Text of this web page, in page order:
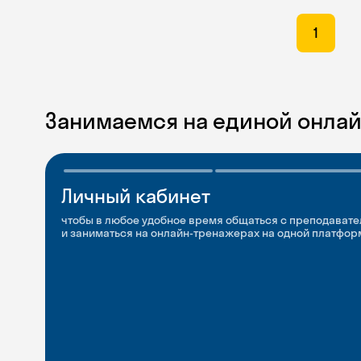
1
Занимаемся на единой
Личный кабинет
чтобы в любое удобное время общаться с
и заниматься на онлайн-тренажерах на одной
Мобильное
приложение
чтобы заниматься и изучать новые слова где и когда
Разговорные клубы
и Talks
Групповые занятия для разговорной практики и